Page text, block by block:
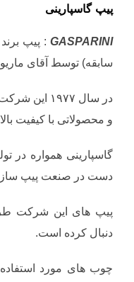
پیپ گاسپارینی
GASPARINI
سابقه) توسط آقای
در سال
و محصولاتی با کیفیت
گاسپارینی همواره در
دست در صنعت پیپ
پیپ های این شرکت
دنبال کرده است.
چوب های مورد استفاده